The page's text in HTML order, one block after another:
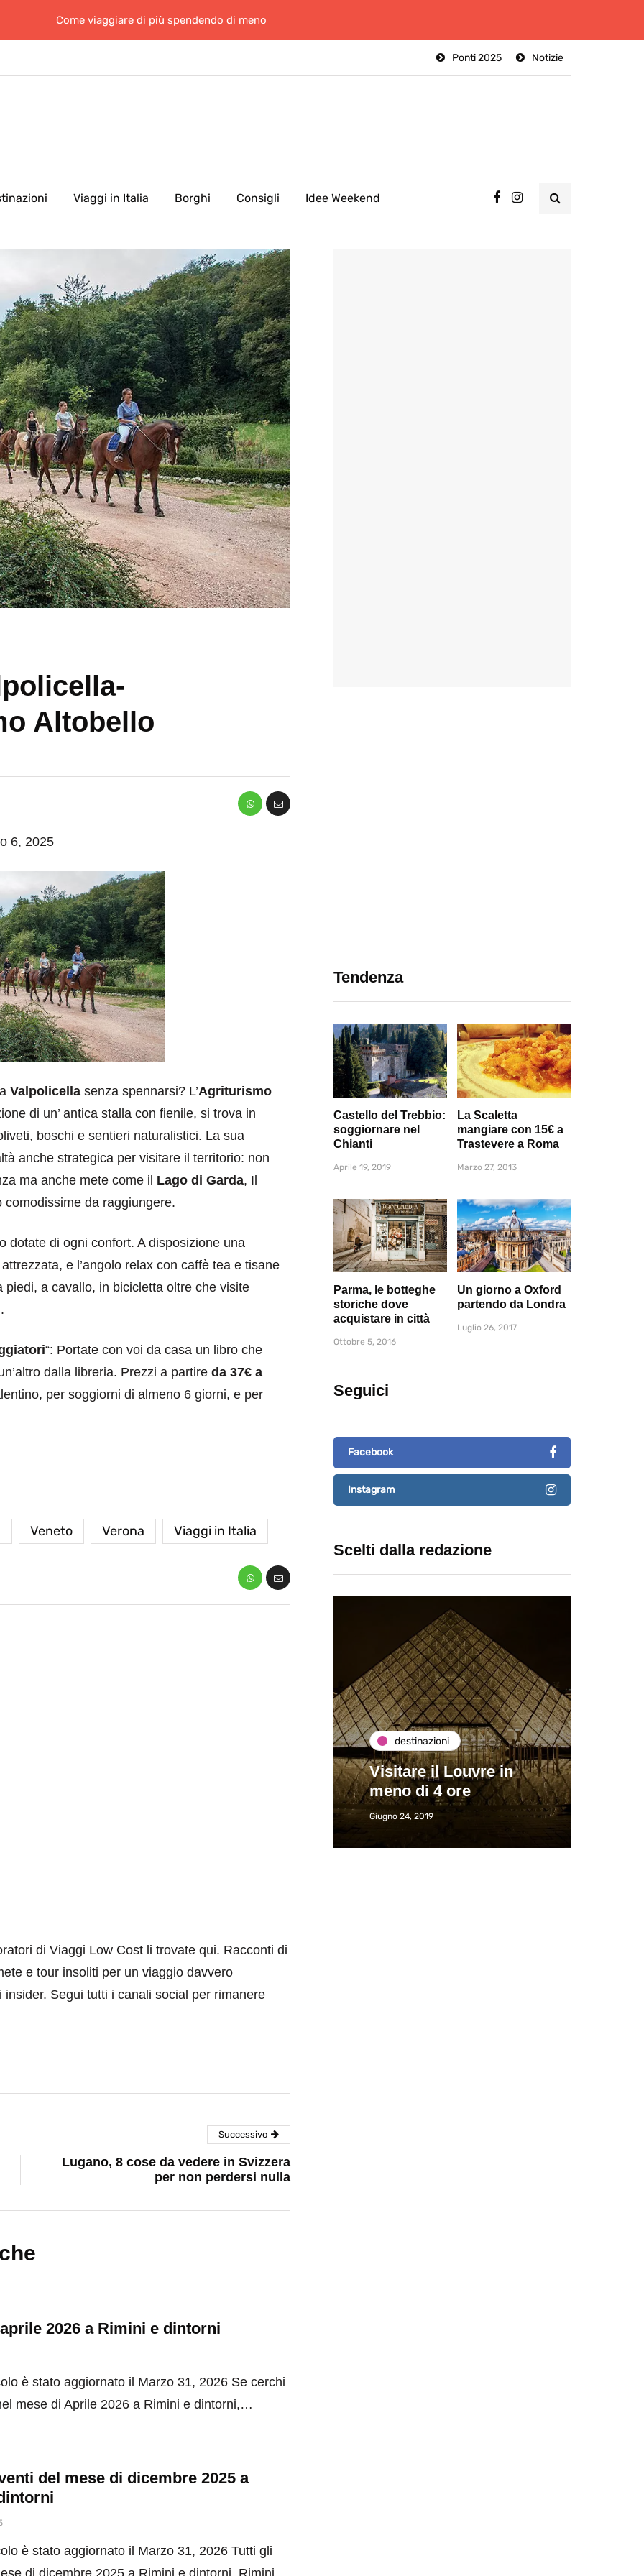
Come viaggiare di più spendendo di meno
Notizie
Ponti 2025
Viaggi in Italia Borghi Consigli Idee Weekend
Altobello
6, 2025
Valpolicella senza spennarsi? L’Agriturismo
di un’ antica stalla con fienile, si trova in
boschi e sentieri naturalistici. La sua
anche strategica per visitare il territorio: non
ma anche mete come il Lago di Garda, Il
da raggiungere.
dotate di ogni confort. A disposizione una
e l’angolo relax con caffè tea e tisane
a cavallo, in bicicletta oltre che visite
.
“: Portate con voi da casa un libro che
dalla libreria. Prezzi a partire da 37€ a
per soggiorni di almeno 6 giorni, e per
Veneto Verona Viaggi in Italia
Tendenza
Castello del Trebbio:
soggiornare nel
Chianti
Aprile 19, 2019
La Scaletta
mangiare con 15€ a
Trastevere a Roma
Marzo 27, 2013
Parma, le botteghe
storiche dove
acquistare in città
Ottobre 5, 2016
Un giorno a Oxford
partendo da Londra
Luglio 26, 2017
Seguici
Facebook
Instagram
Scelti dalla redazione
destinazioni
Visitare il Louvre in
meno di 4 ore
Giugno 24, 2019
di Viaggi Low Cost li trovate qui. Racconti di
e tour insoliti per un viaggio davvero
Segui tutti i canali social per rimanere
Successivo
Lugano, 8 cose da vedere in Svizzera
per non perdersi nulla
2026 a Rimini e dintorni
è stato aggiornato il Marzo 31, 2026 Se cerchi
mese di Aprile 2026 a Rimini e dintorni,…
del mese di dicembre 2025 a
è stato aggiornato il Marzo 31, 2026 Tutti gli